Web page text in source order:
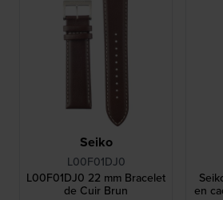
Seiko
L00F01DJ0
L00F01DJ0 22 mm Bracelet
de Cuir Brun
en